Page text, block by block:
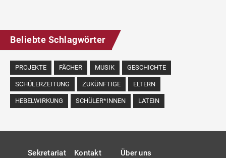
Beliebte Schlagwörter
PROJEKTE FÄCHER MUSIK GESCHICHTE
SCHÜLERZEITUNG ZUKÜNFTIGE ELTERN
HEBELWIRKUNG SCHÜLER*INNEN LATEIN
Sekretariat Kontakt Über uns